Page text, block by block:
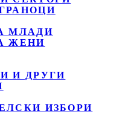
МЛАДИ
ЖЕНИ
И ДРУГИ
ИЗБОРИ